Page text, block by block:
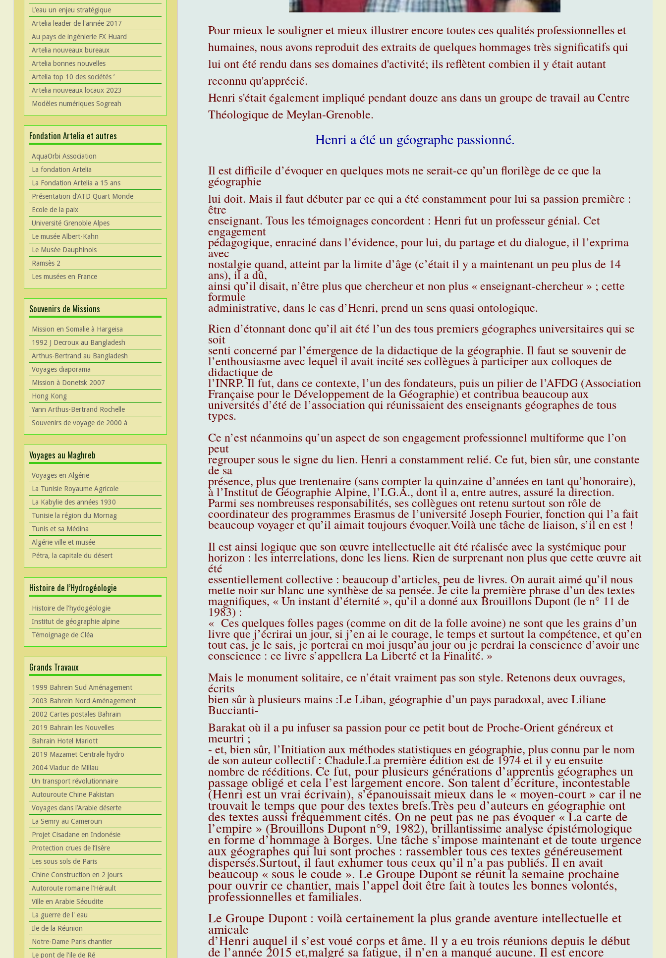
L’eau un enjeu stratégique
Artelia leader de l'année 2017
Au pays de ingénierie FX Huard
Artelia nouveaux bureaux
Artelia bonnes nouvelles
Artelia top 10 des sociétés ’
Artelia nouveaux locaux 2023
Modèles numériques Sogreah
Fondation Artelia et autres
AquaOrbi Association
La fondation Artelia
La Fondation Artelia a 15 ans
Présentation d’ATD Quart Monde
Ecole de la paix
Université Grenoble Alpes
Le musée Albert-Kahn
Le Musée Dauphinois
Ramsès 2
Les musées en France
Souvenirs de Missions
Mission en Somalie à Hargeisa
1992 J Decroux au Bangladesh
Arthus-Bertrand au Bangladesh
Voyages diaporama
Mission à Donetsk 2007
Hong Kong
Yann Arthus-Bertrand Rochelle
Souvenirs de voyage de 2000 à
Voyages au Maghreb
Voyages en Algérie
La Tunisie Royaume Agricole
La Kabylie des années 1930
Tunisie la région du Mornag
Tunis et sa Médina
Algérie ville et musée
Pétra, la capitale du désert
Histoire de l’Hydrogéologie
Histoire de l'hydogéologie
Institut de géographie alpine
Témoignage de Cléa
Grands Travaux
1999 Bahrein Sud Aménagement
2003 Bahrein Nord Aménagement
2002 Cartes postales Bahrain
2019 Bahrain les Nouvelles
Bahrain Hotel Mariott
2019 Mazamet Centrale hydro
2004 Viaduc de Millau
Un transport révolutionnaire
Autouroute Chine Pakistan
Voyages dans l’Arabie déserte
La Semry au Cameroun
Projet Cisadane en Indonésie
Protection crues de l’Isère
Les sous sols de Paris
Chine Construction en 2 jours
Autoroute romaine l’Hérault
Ville en Arabie Séoudite
La guerre de l' eau
Ile de la Réunion
Notre-Dame Paris chantier
Le pont de l'ile de Ré
Pour mieux le souligner et mieux illustrer encore toutes ces qualités professionnelles et
humaines, nous avons reproduit des extraits de quelques hommages très significatifs qui
lui ont été rendu dans ses domaines d'activité; ils reflètent combien il y était autant
reconnu qu'apprécié.
Henri s'était également impliqué pendant douze ans dans un groupe de travail au Centre
Théologique de Meylan-Grenoble.
Henri a été un géographe passionné.
Il est difficile d’évoquer en quelques mots ne serait-ce qu’un florilège de ce que la
géographie
lui doit. Mais il faut débuter par ce qui a été constamment pour lui sa passion première :
être
enseignant. Tous les témoignages concordent : Henri fut un professeur génial. Cet
engagement
pédagogique, enraciné dans l’évidence, pour lui, du partage et du dialogue, il l’exprima
avec
nostalgie quand, atteint par la limite d’âge (c’était il y a maintenant un peu plus de 14
ans), il a dû,
ainsi qu’il disait, n’être plus que chercheur et non plus « enseignant-chercheur » ; cette
formule
administrative, dans le cas d’Henri, prend un sens quasi ontologique.
Rien d’étonnant donc qu’il ait été l’un des tous premiers géographes universitaires qui se
soit
senti concerné par l’émergence de la didactique de la géographie. Il faut se souvenir de
l’enthousiasme avec lequel il avait incité ses collègues à participer aux colloques de
didactique de
l’INRP. Il fut, dans ce contexte, l’un des fondateurs, puis un pilier de l’AFDG (Association
Française pour le Développement de la Géographie) et contribua beaucoup aux
universités d’été de l’association qui réunissaient des enseignants géographes de tous
types.
Ce n’est néanmoins qu’un aspect de son engagement professionnel multiforme que l’on
peut
regrouper sous le signe du lien. Henri a constamment relié. Ce fut, bien sûr, une constante
de sa
présence, plus que trentenaire (sans compter la quinzaine d’années en tant qu’honoraire),
à l’Institut de Géographie Alpine, l’I.G.A., dont il a, entre autres, assuré la direction.
Parmi ses nombreuses responsabilités, ses collègues ont retenu surtout son rôle de
coordinateur des programmes Erasmus de l’université Joseph Fourier, fonction qui l’a fait
beaucoup voyager et qu’il aimait toujours évoquer.Voilà une tâche de liaison, s’il en est !
Il est ainsi logique que son œuvre intellectuelle ait été réalisée avec la systémique pour
horizon : les interrelations, donc les liens. Rien de surprenant non plus que cette œuvre ait
été
essentiellement collective : beaucoup d’articles, peu de livres. On aurait aimé qu’il nous
mette noir sur blanc une synthèse de sa pensée. Je cite la première phrase d’un des textes
magnifiques, « Un instant d’éternité », qu’il a donné aux Brouillons Dupont (le n° 11 de
1983) :
« Ces quelques folles pages (comme on dit de la folle avoine) ne sont que les grains d’un
livre que j’écrirai un jour, si j’en ai le courage, le temps et surtout la compétence, et qu’en
tout cas, je le sais, je porterai en moi jusqu’au jour ou je perdrai la conscience d’avoir une
conscience : ce livre s’appellera La Liberté et la Finalité. »
Mais le monument solitaire, ce n’était vraiment pas son style. Retenons deux ouvrages,
écrits
bien sûr à plusieurs mains :Le Liban, géographie d’un pays paradoxal, avec Liliane
Buccianti-
Barakat où il a pu infuser sa passion pour ce petit bout de Proche-Orient généreux et
meurtri ;
- et, bien sûr, l’Initiation aux méthodes statistiques en géographie, plus connu par le nom
de son auteur collectif : Chadule.La première édition est de 1974 et il y eu ensuite
nombre de rééditions. Ce fut, pour plusieurs générations d’apprentis géographes un
passage obligé et cela l’est largement encore. Son talent d’écriture, incontestable
(Henri est un vrai écrivain), s’épanouissait mieux dans le « moyen-court » car il ne
trouvait le temps que pour des textes brefs.Très peu d’auteurs en géographie ont
des textes aussi fréquemment cités. On ne peut pas ne pas évoquer « La carte de
l’empire » (Brouillons Dupont n°9, 1982), brillantissime analyse épistémologique
en forme d’hommage à Borges. Une tâche s’impose maintenant et de toute urgence
aux géographes qui lui sont proches : rassembler tous ces textes généreusement
dispersés.Surtout, il faut exhumer tous ceux qu’il n’a pas publiés. Il en avait
beaucoup « sous le coude ». Le Groupe Dupont se réunit la semaine prochaine
pour ouvrir ce chantier, mais l’appel doit être fait à toutes les bonnes volontés,
professionnelles et familiales.
Le Groupe Dupont : voilà certainement la plus grande aventure intellectuelle et
amicale
d’Henri auquel il s’est voué corps et âme. Il y a eu trois réunions depuis le début
de l’année 2015 et,malgré sa fatigue, il n’en a manqué aucune. Il est encore